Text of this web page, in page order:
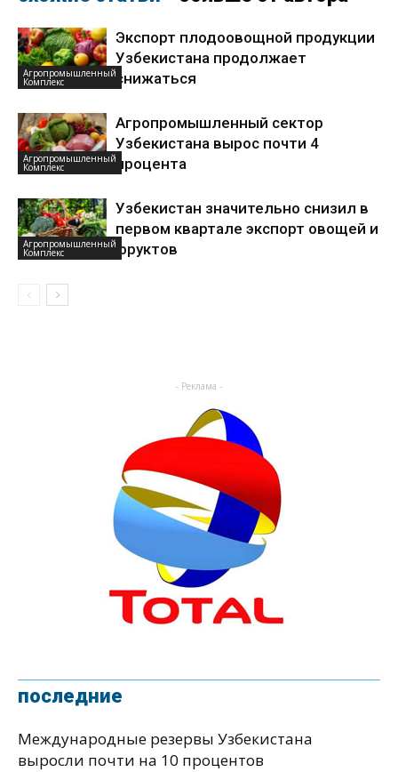
Агропромышленный
Комплекс
Экспорт плодоовощной продукции
Узбекистана продолжает
снижаться
Агропромышленный
Комплекс
Агропромышленный сектор
Узбекистана вырос почти 4
процента
Агропромышленный
Комплекс
Узбекистан значительно снизил в
первом квартале экспорт овощей и
фруктов
- Реклама -
последние
Международные резервы Узбекистана
выросли почти на 10 процентов